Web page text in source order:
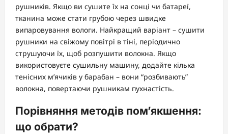
рушників. Якщо ви сушите їх на сонці чи батареї,
тканина може стати грубою через швидке
випаровування вологи. Найкращий варіант – сушити
рушники на свіжому повітрі в тіні, періодично
струшуючи їх, щоб розпушити волокна. Якщо
використовуєте сушильну машину, додайте кілька
тенісних м’ячиків у барабан – вони “розбивають”
волокна, повертаючи рушникам пухнастість.
Порівняння методів пом’якшення:
що обрати?